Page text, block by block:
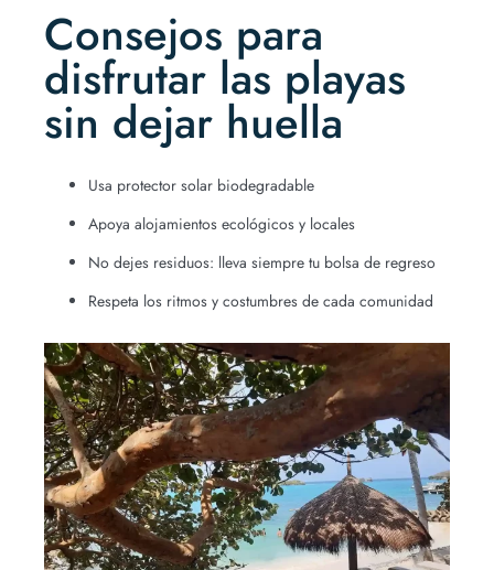
Consejos para
disfrutar las playas
sin dejar huella
Usa protector solar biodegradable
Apoya alojamientos ecológicos y locales
No dejes residuos: lleva siempre tu bolsa de regreso
Respeta los ritmos y costumbres de cada comunidad